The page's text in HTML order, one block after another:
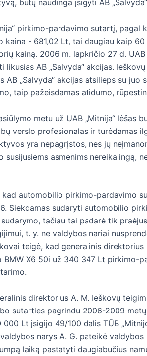
būtų naudinga įsigyti AB
pirkimo-pardavimo sutartį, pagal
kaina - 681,02 Lt, tai daugiau kaip
kainą. 2006 m. lapkričio 27 d.
likusias AB „Salvyda“ akcijas.
AB „Salvyda“ akcijas atsilieps su
taip pažeisdamas atidumo,
metu už UAB „Mitnija“ lėšas
verslo profesionalas ir
yra nepagrįstos, nes jų
susijusiems asmenims
automobilio pirkimo-pardavimo
Siekdamas sudaryti automobilio
tačiau tai padarė tik
t. y. ne valdybos nariai
teigė, kad generalinis
BMW X6 50i už 340 347 Lt pirkimo-
direktorius A. M. Ieškovų
sutarties pagrindu 2006-2009
Lt įsigijo 49/100 dalis TŪB
narys A. G. pateikė
laiką pastatyti daugiabučius